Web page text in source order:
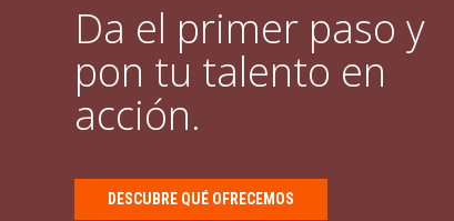
Da el primer paso y
pon tu talento en
acción.
DESCUBRE QUÉ OFRECEMOS